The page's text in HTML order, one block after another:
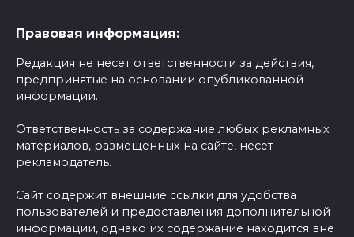
Правовая информация:
Редакция не несет ответственности за действия,
предпринятые на основании опубликованной
информации.
Ответственность за содержание любых рекламных
материалов, размещенных на сайте, несет
рекламодатель.
Сайт содержит внешние ссылки для удобства
пользователей и предоставления дополнительной
информации, однако их содержание находится вне